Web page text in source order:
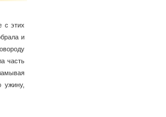
с этих
и
часть
ужину,